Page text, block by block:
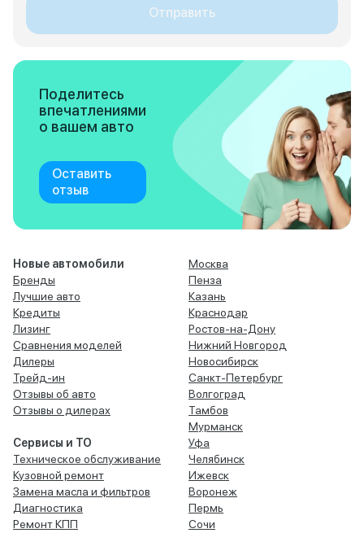
Отправить
Поделитесь
впечатлениями
о вашем авто
Оставить
отзыв
Новые автомобили
Бренды
Лучшие авто
Кредиты
Лизинг
Сравнения моделей
Дилеры
Трейд-ин
Отзывы об авто
Отзывы о дилерах
Сервисы и ТО
Техническое обслуживание
Кузовной ремонт
Замена масла и фильтров
Диагностика
Ремонт КПП
Москва
Пенза
Казань
Краснодар
Ростов-на-Дону
Нижний Новгород
Новосибирск
Санкт-Петербург
Волгоград
Тамбов
Мурманск
Уфа
Челябинск
Ижевск
Воронеж
Пермь
Сочи